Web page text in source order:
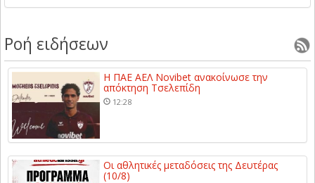
Ροή ειδήσεων
Η ΠΑΕ ΑΕΛ Novibet ανακοίνωσε την
απόκτηση Τσελεπίδη
12:28
Οι αθλητικές μεταδόσεις της Δευτέρας
(10/8)